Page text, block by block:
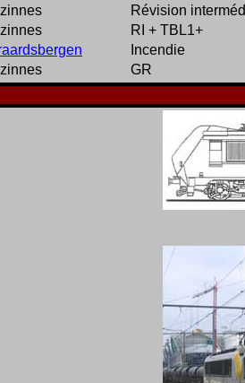
Révision
RI + TBL1+
Incendie
GR